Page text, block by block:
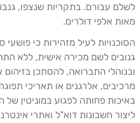
לשלם עבורם. בתקריות שנצפו,
מאות אלפי דולרים.
הסוכנויות לעיל מזהירות כי
גנובים לשם מכירה אישית, ללא
ובנוהלי התברואה, להסתכן
מרכיבים, אלרגנים או תאריכי
באיכות פחותה לפגוע במוניטין
ליצור חשבונות דוא"ל ואתרי